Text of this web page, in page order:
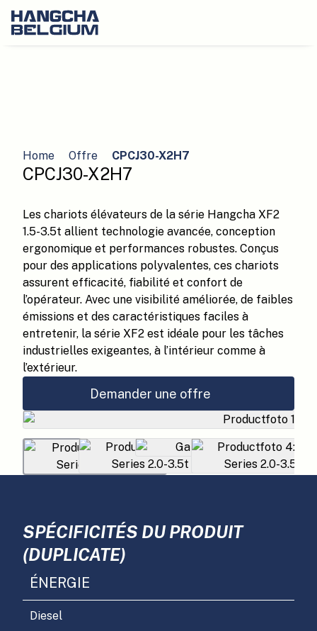
Home Offre CPCJ30-X2H7
CPCJ30-X2H7
Les chariots élévateurs de la série Hangcha XF2
1.5-3.5t allient technologie avancée, conception
ergonomique et performances robustes. Conçus
pour des applications polyvalentes, ces chariots
assurent efficacité, fiabilité et confort de
l’opérateur. Avec une visibilité améliorée, de faibles
émissions et des caractéristiques faciles à
entretenir, la série XF2 est idéale pour les tâches
industrielles exigeantes, à l’intérieur comme à
l’extérieur.
Demander une offre
SPÉCIFICITÉS DU PRODUIT
(DUPLICATE)
ÉNERGIE
Diesel